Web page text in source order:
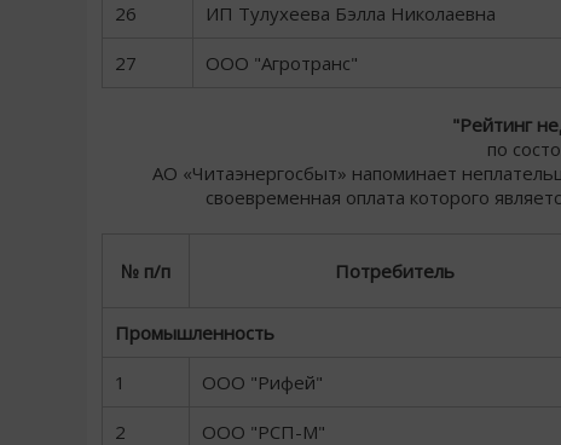
26 ИП Тулухеева Бэлла Николаевна
27 ООО "Агротранс"
"Рейтинг
по
АО «Читаэнергосбыт» напоминает
своевременная оплата которого
№ п/п Потребитель
Промышленность
1 ООО "Рифей"
2 ООО "РСП-М"